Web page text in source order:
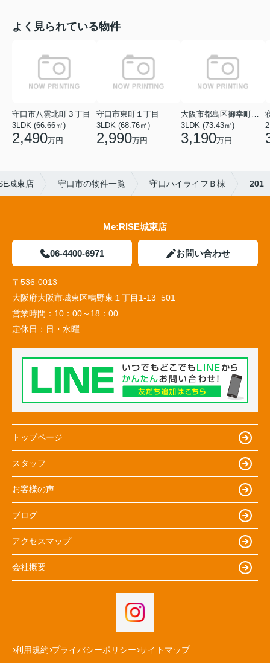
よく見られている物件
守口市八雲北町３丁目
3LDK (66.66㎡)
2,490万円
守口市東町１丁目
3LDK (68.76㎡)
2,990万円
3LDK (73.43㎡)
3,190万円
城東店 守口市の物件一覧 守口ハイライフＢ棟 201
Me:RISE城東店
06-4400-6971 お問い合わせ
〒536-0013
大阪府大阪市城東区鴫野東１丁目1-13 501
営業時間： 10：00～18：00
定休日： 日・水曜
トップページ
スタッフ
お客様の声
ブログ
アクセスマップ
会社概要
利用規約 プライバシーポリシー サイトマップ